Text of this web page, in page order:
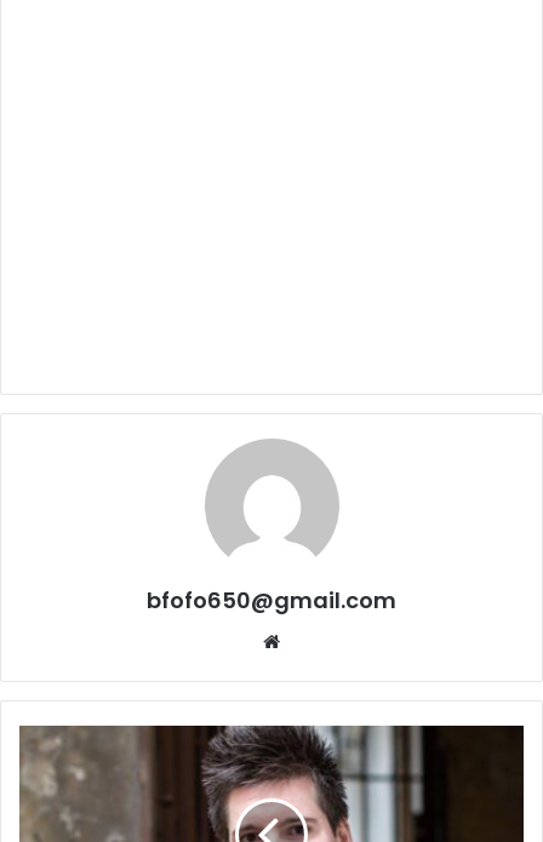
bfofo650@gmail.com
Website